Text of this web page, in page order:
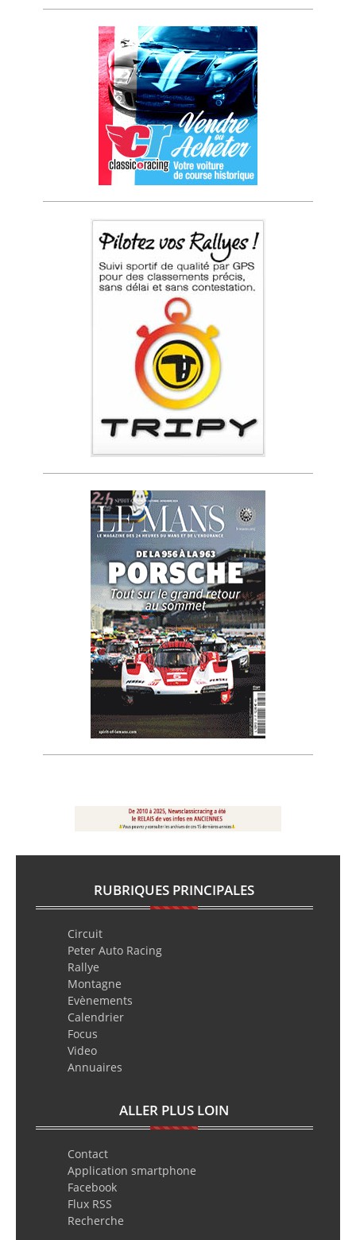
RUBRIQUES PRINCIPALES
Circuit
Peter Auto Racing
Rallye
Montagne
Evènements
Calendrier
Focus
Video
Annuaires
ALLER PLUS LOIN
Contact
Application smartphone
Facebook
Flux RSS
Recherche